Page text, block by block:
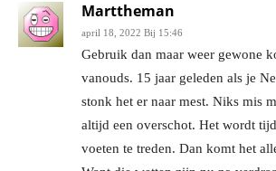
Marttheman
april 18, 2022 Bij 15:46
Gebruik dan maar weer gewone
vanouds. 15 jaar geleden als je
stonk het er naar mest. Niks mis
altijd een overschot. Het wordt
voeten te treden. Dan komt het